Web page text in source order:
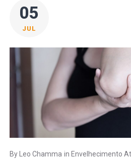
05
JUL
By Leo Chamma in Envelhecimento